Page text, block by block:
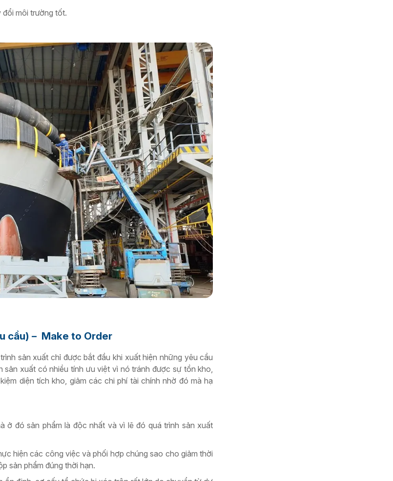
đổi môi trường tốt.
cầu) – Make to Order
sản xuất chỉ được bắt đầu khi xuất hiện những yêu cầu
sản xuất có nhiều tính ưu việt vì nó tránh được sự tồn kho,
diện tích kho, giảm các chi phí tài chính nhờ đó mà hạ
ở đó sản phẩm là độc nhất và vì lẽ đó quá trình sản xuất
hiện các công việc và phối hợp chúng sao cho giảm thời
sản phẩm đúng thời hạn.